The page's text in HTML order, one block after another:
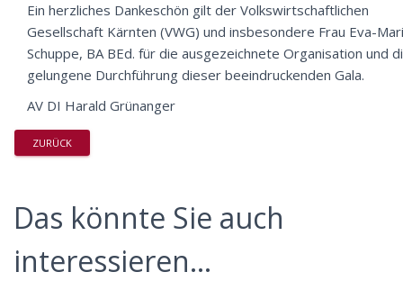
Ein herzliches Dankeschön gilt der Volkswirtschaftlichen
Gesellschaft Kärnten (VWG) und insbesondere Frau Eva-
Schuppe, BA BEd. für die ausgezeichnete Organisation und
gelungene Durchführung dieser beeindruckenden Gala.
AV DI Harald Grünanger
ZURÜCK
Das könnte Sie auch
interessieren...